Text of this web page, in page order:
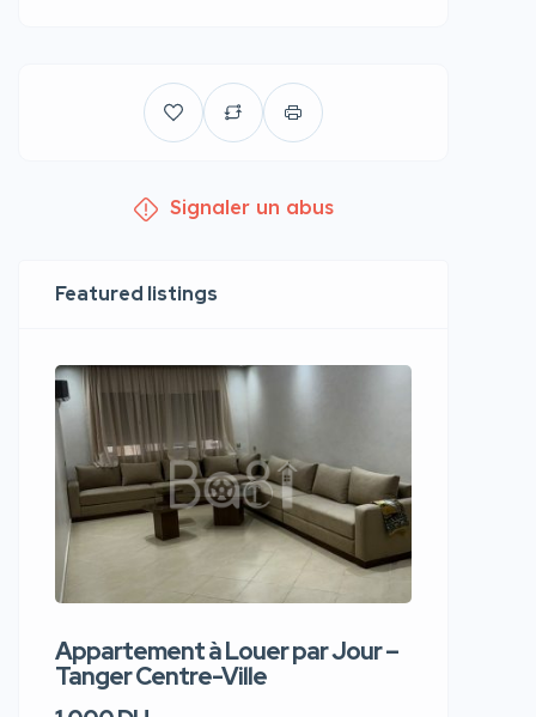
Signaler un abus
Featured listings
Appartement à Louer par Jour –
Tanger Centre-Ville